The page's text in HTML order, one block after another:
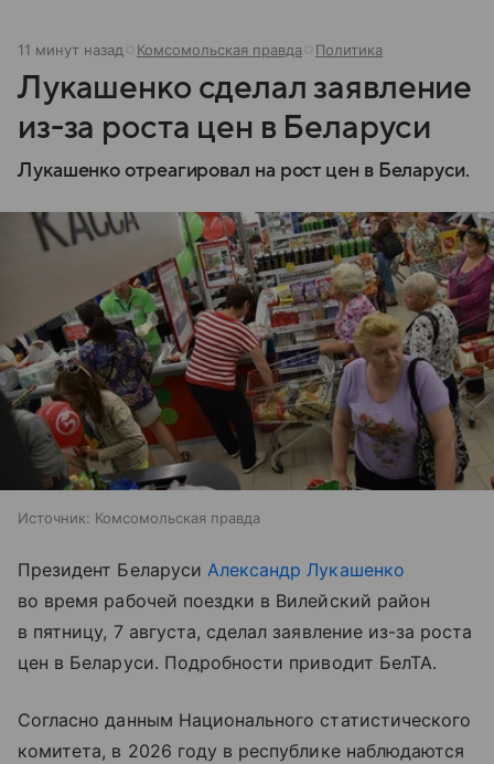
11 минут назад Комсомольская правда Политика
Лукашенко сделал заявление
из-за роста цен в Беларуси
Лукашенко отреагировал на рост цен в Беларуси.
Источник: Комсомольская правда
Президент Беларуси Александр Лукашенко
во время рабочей поездки в Вилейский район
в пятницу, 7 августа, сделал заявление из-за роста
цен в Беларуси. Подробности приводит БелТА.
Согласно данным Национального статистического
комитета, в 2026 году в республике наблюдаются